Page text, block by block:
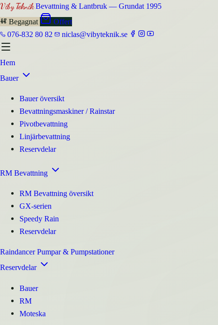
Viby TeknikBevattning & Lantbruk — Grundat 1995
Begagnat
Offert
076-832 80 82
niclas@vibyteknik.se
Hem
Bauer
Bauer översikt
Bevattningsmaskiner / Rainstar
Pivotbevattning
Linjärbevattning
Reservdelar
RM Bevattning
RM Bevattning översikt
GX-serien
Speedy Rain
Reservdelar
RaindancerPumpar & Pumpstationer
Reservdelar
Bauer
RM
Moteska